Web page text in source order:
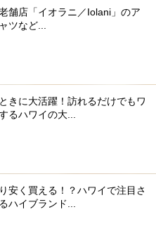
舗店「イオラニ／Iolani」のア
ツなど...
きに大活躍！訪れるだけでもワ
るハワイの大...
安く買える！？ハワイで注目さ
ハイブランド...